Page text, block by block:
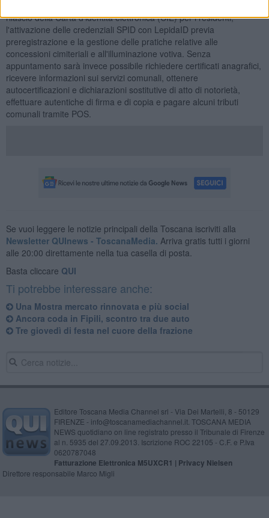
rilascio della Carta d'identità elettronica (CIE) per i residenti,
l'attivazione delle credenziali SPID con LepidaID previa
preregistrazione e la gestione delle pratiche relative alle
concessioni cimiteriali e all'illuminazione votiva. Senza
appuntamento sarà invece possibile richiedere certificati anagrafici,
ricevere informazioni sui servizi comunali, ottenere
autocertificazioni e dichiarazioni sostitutive di atto di notorietà,
effettuare autentiche di firma e di copia e pagare alcuni tributi
comunali tramite POS.
Se vuoi leggere le notizie principali della Toscana iscriviti alla
Newsletter QUInews - ToscanaMedia. Arriva gratis tutti i giorni
alle 20:00 direttamente nella tua casella di posta.
Basta cliccare QUI
Ti potrebbe interessare anche:
Una Mostra mercato rinnovata e più social
Ancora coda in Fipili, scontro tra due auto
Tre giovedì di festa nel cuore della frazione
Editore Toscana Media Channel srl - Via Dei Martelli, 8 - 50129
FIRENZE - info@toscanamediachannel.it. TOSCANA MEDIA
NEWS quotidiano on line registrato presso il Tribunale di Firenze
al n. 5935 del 27.09.2013. Iscrizione ROC 22105 - C.F. e P.Iva
0620787048
Fatturazione Elettronica M5UXCR1 | Privacy Nielsen
Direttore responsabile Marco Migli